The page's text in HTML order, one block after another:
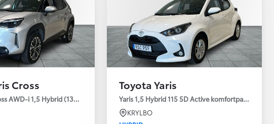
Cross
AWD-i 1,5 Hybrid (130HK) Style V-hjul
Toyota Yaris
Yaris 1,5 Hybrid 115 5D Active komfortpaket
KRYLBO